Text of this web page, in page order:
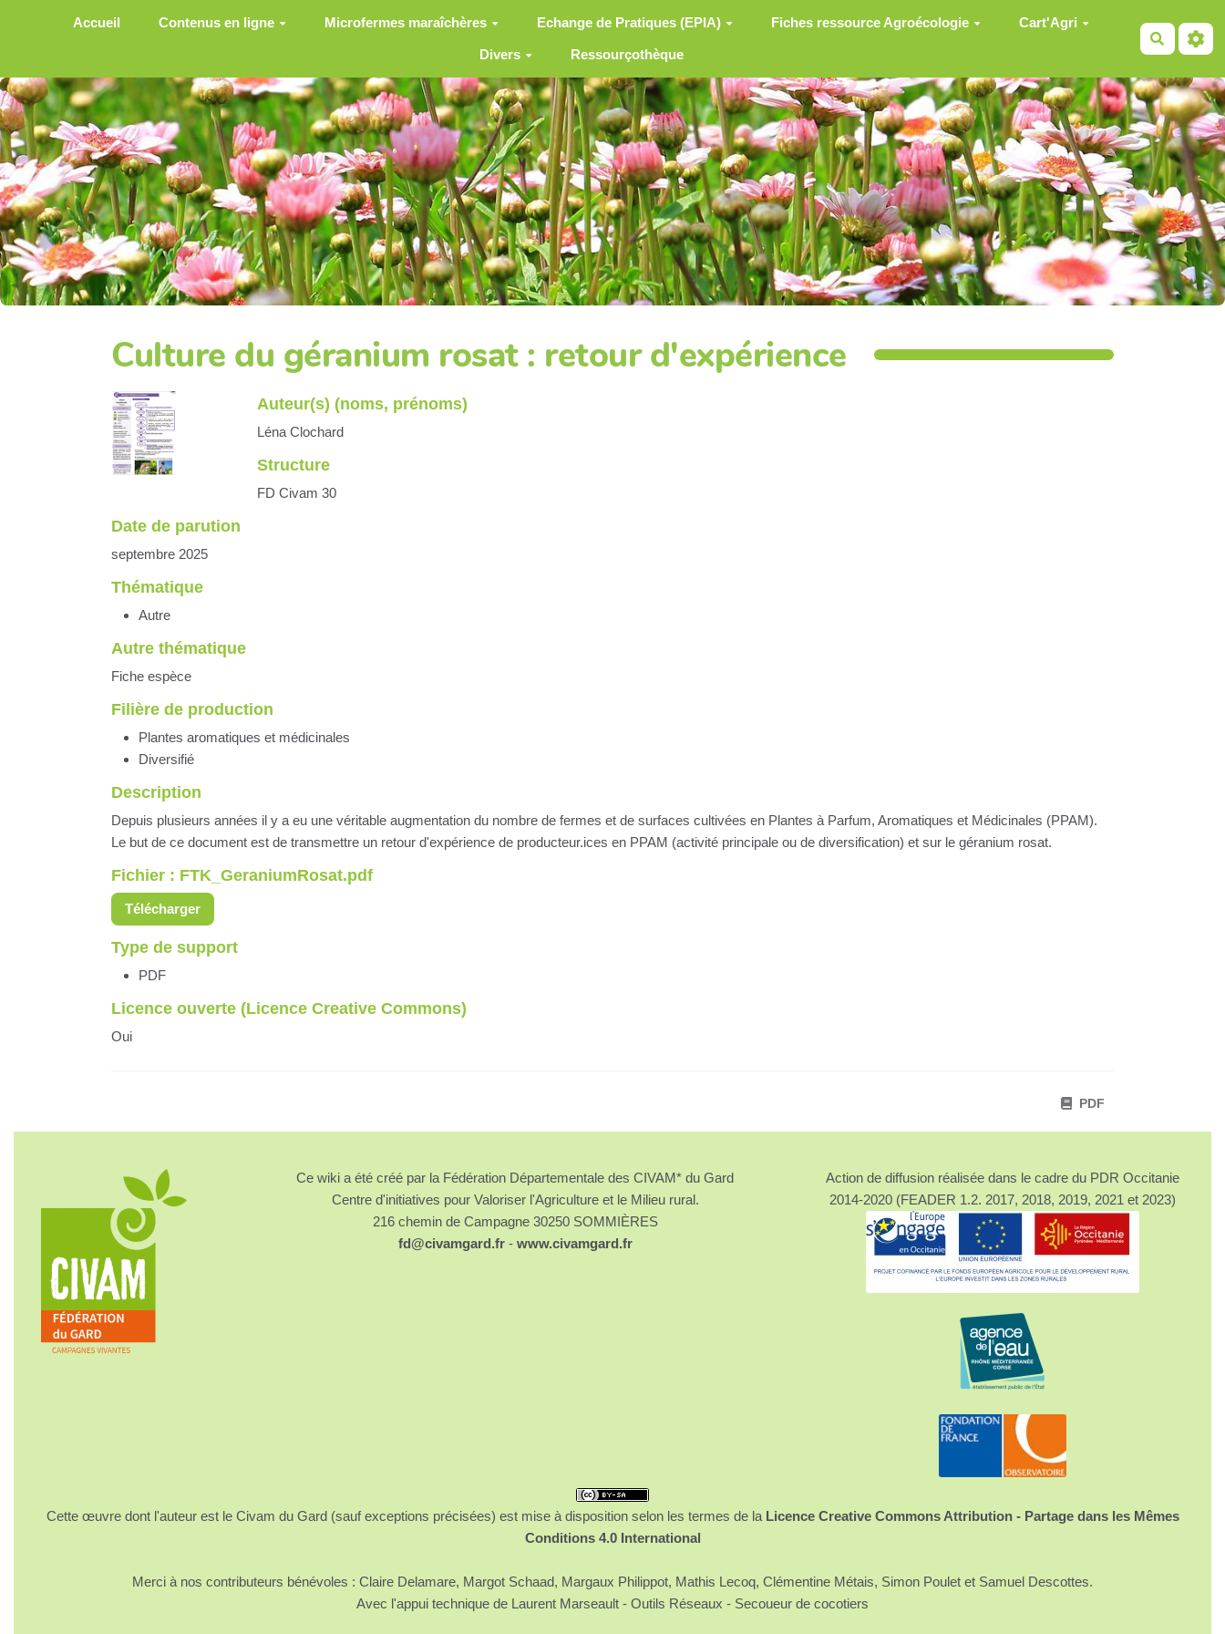
Aller au contenu principal
Accueil Contenus en ligne Microfermes maraîchères Echange de Pratiques (EPIA) Fiches ressource Agroécologie Cart'Agri
Divers Ressourçothèque
Culture du géranium rosat : retour d'expérience
Auteur(s) (noms, prénoms)
Léna Clochard
Structure
FD Civam 30
Date de parution
septembre 2025
Thématique
Autre
Autre thématique
Fiche espèce
Filière de production
Plantes aromatiques et médicinales
Diversifié
Description
Depuis plusieurs années il y a eu une véritable augmentation du nombre de fermes et de surfaces cultivées en Plantes à Parfum, Aromatiques et Médicinales (PPAM).
Le but de ce document est de transmettre un retour d'expérience de producteur.ices en PPAM (activité principale ou de diversification) et sur le géranium rosat.
Fichier : FTK_GeraniumRosat.pdf
Télécharger
Type de support
PDF
Licence ouverte (Licence Creative Commons)
Oui
PDF
Ce wiki a été créé par la Fédération Départementale des CIVAM* du Gard
Centre d'initiatives pour Valoriser l'Agriculture et le Milieu rural.
216 chemin de Campagne 30250 SOMMIÈRES
fd@civamgard.fr- www.civamgard.fr
Action de diffusion réalisée dans le cadre du PDR Occitanie
2014-2020 (FEADER 1.2. 2017, 2018, 2019, 2021 et 2023)
Cette œuvre dont l'auteur est le Civam du Gard (sauf exceptions précisées) est mise à disposition selon les termes de la Licence Creative Commons Attribution - Partage dans les Mêmes
Conditions 4.0 International
Merci à nos contributeurs bénévoles : Claire Delamare, Margot Schaad, Margaux Philippot, Mathis Lecoq, Clémentine Métais, Simon Poulet et Samuel Descottes.
Avec l'appui technique de Laurent Marseault - Outils Réseaux - Secoueur de cocotiers